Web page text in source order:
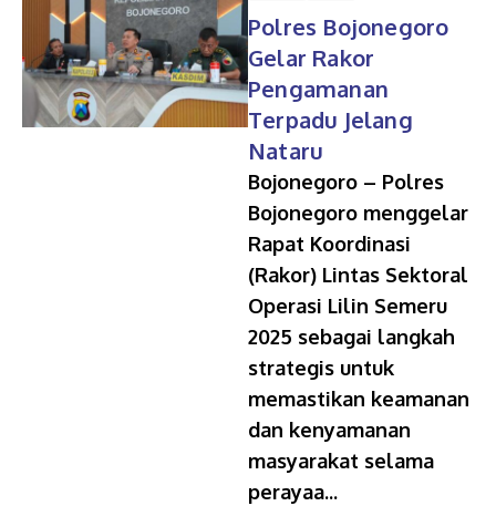
Polres Bojonegoro
Gelar Rakor
Pengamanan
Terpadu Jelang
Nataru
Bojonegoro – Polres
Bojonegoro menggelar
Rapat Koordinasi
(Rakor) Lintas Sektoral
Operasi Lilin Semeru
2025 sebagai langkah
strategis untuk
memastikan keamanan
dan kenyamanan
masyarakat selama
perayaa...